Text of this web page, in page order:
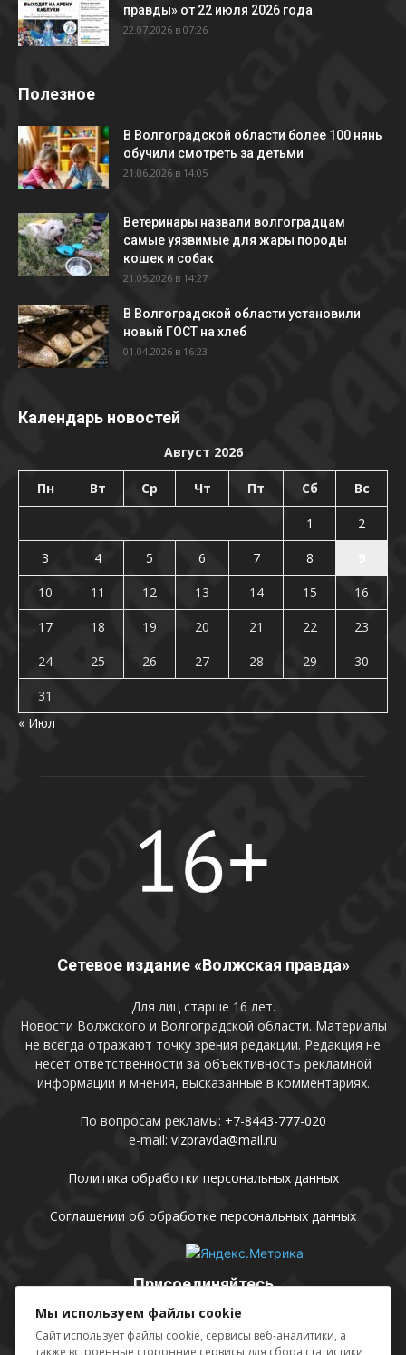
правды» от 22 июля 2026 года
22.07.2026 в 07:26
Полезное
В Волгоградской области более 100 нянь
обучили смотреть за детьми
21.06.2026 в 14:05
Ветеринары назвали волгоградцам
самые уязвимые для жары породы
кошек и собак
21.05.2026 в 14:27
В Волгоградской области установили
новый ГОСТ на хлеб
01.04.2026 в 16:23
Календарь новостей
Август 2026
Пн Вт Ср Чт Пт Сб Вс
1
2
3
4 5 6 7 8
10
11 12 13 14 15
16
17
18 19 20 21 22
23
24
25 26 27 28 29
30
31
« Июл
Сетевое издание «Волжская правда»
Для лиц старше 16 лет.
Новости Волжского и Волгоградской области. Материалы
не всегда отражают точку зрения редакции. Редакция не
несет ответственности за объективность рекламной
информации и мнения, высказанные в комментариях.
По вопросам рекламы: +7-8443-777-020
e-mail: vlzpravda@mail.ru
Политика обработки персональных данных
Соглашении об обработке персональных данных
Присоединяйтесь
Мы используем файлы cookie
Сайт использует файлы cookie, сервисы веб-аналитики, а
также встроенные сторонние сервисы для сбора статистики,